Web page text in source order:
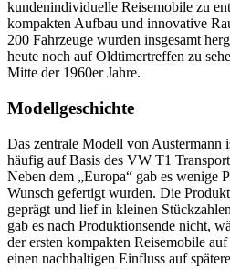
kundenindividuelle Reisemobile zu
kompakten Aufbau und innovative
200 Fahrzeuge wurden insgesamt
heute noch auf Oldtimertreffen zu
Mitte der 1960er Jahre.
Modellgeschichte
Das zentrale Modell von Austermann
häufig auf Basis des VW T1
Neben dem „Europa“ gab es wenige
Wunsch gefertigt wurden. Die
geprägt und lief in kleinen
gab es nach Produktionsende nicht,
der ersten kompakten Reisemobile
einen nachhaltigen Einfluss auf